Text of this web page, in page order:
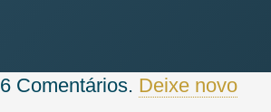
6 Comentários. Deixe novo